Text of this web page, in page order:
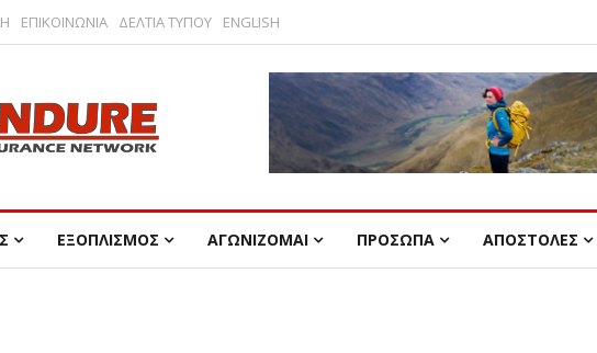
ΕΠΙΚΟΙΝΩΝΙΑ ΔΕΛΤΙΑ ΤΥΠΟΥ ENGLISH
ΕΞΟΠΛΙΣΜΟΣ ΑΓΩΝΙΖΟΜΑΙ ΠΡΟΣΩΠΑ ΑΠΟΣΤΟΛΕΣ